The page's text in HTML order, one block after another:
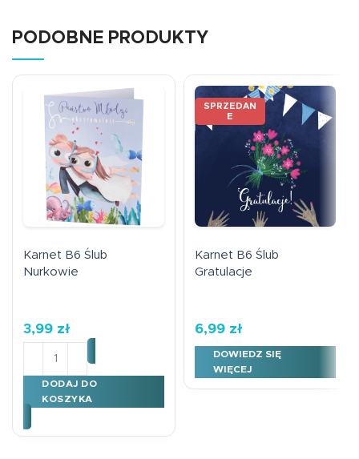
PODOBNE PRODUKTY
Karnet B6 Ślub
Nurkowie
3,99 zł
DODAJ DO
KOSZYKA
SPRZEDAN
E
Karnet B6 Ślub
Gratulacje
6,99 zł
DOWIEDZ SIĘ
WIĘCEJ